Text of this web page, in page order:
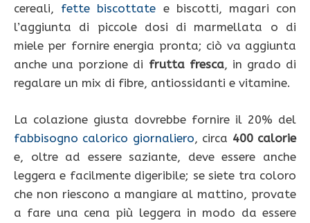
cereali, fette biscottate e biscotti, magari con
l’aggiunta di piccole dosi di marmellata o di
miele per fornire energia pronta; ciò va aggiunta
anche una porzione di frutta fresca, in grado di
regalare un mix di fibre, antiossidanti e vitamine.
La colazione giusta dovrebbe fornire il 20% del
fabbisogno calorico giornaliero, circa 400 calorie
e, oltre ad essere saziante, deve essere anche
leggera e facilmente digeribile; se siete tra coloro
che non riescono a mangiare al mattino, provate
a fare una cena più leggera in modo da essere